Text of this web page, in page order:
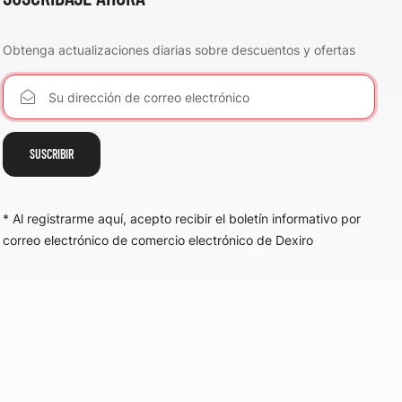
Obtenga actualizaciones diarias sobre descuentos y ofertas
SUSCRIBIR
* Al registrarme aquí, acepto recibir el boletín informativo por
correo electrónico de comercio electrónico de Dexiro